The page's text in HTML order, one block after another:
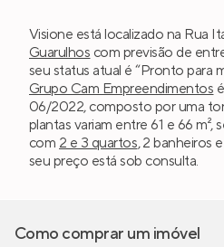
Visione está localizado na Rua
Guarulhos com previsão de
seu status atual é “Pronto para
Grupo Cam Empreendimentos
06/2022, composto por uma
plantas variam entre 61 e 66 m²,
com 2 e 3 quartos, 2 banheiros
seu preço está sob consulta.
Como comprar um imóvel